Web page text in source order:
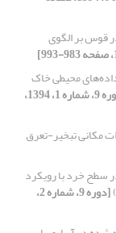
قوس بر الگوی
محیطی خاک
[دوره 9، شماره 1، 1394،
مکانی تبخیر-تعرق
سطح خرد با رویکرد
[دوره 9، شماره 2،